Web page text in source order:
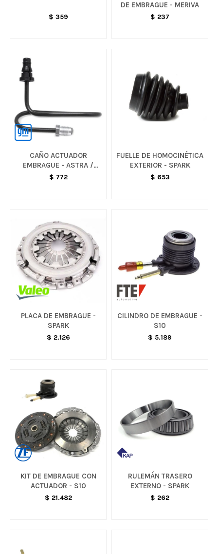
$ 359
DE EMBRAGUE - MERIVA
$ 237
CAÑO ACTUADOR
EMBRAGUE - ASTRA /
VECTRA / CORSA
$ 772
FUELLE DE HOMOCINÉTICA
EXTERIOR - SPARK
$ 653
PLACA DE EMBRAGUE -
SPARK
$ 2.126
CILINDRO DE EMBRAGUE -
S10
$ 5.189
KIT DE EMBRAGUE CON
ACTUADOR - S10
$ 21.482
RULEMÁN TRASERO
EXTERNO - SPARK
$ 262